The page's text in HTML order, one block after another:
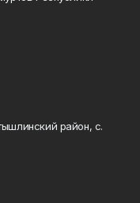
район, с.